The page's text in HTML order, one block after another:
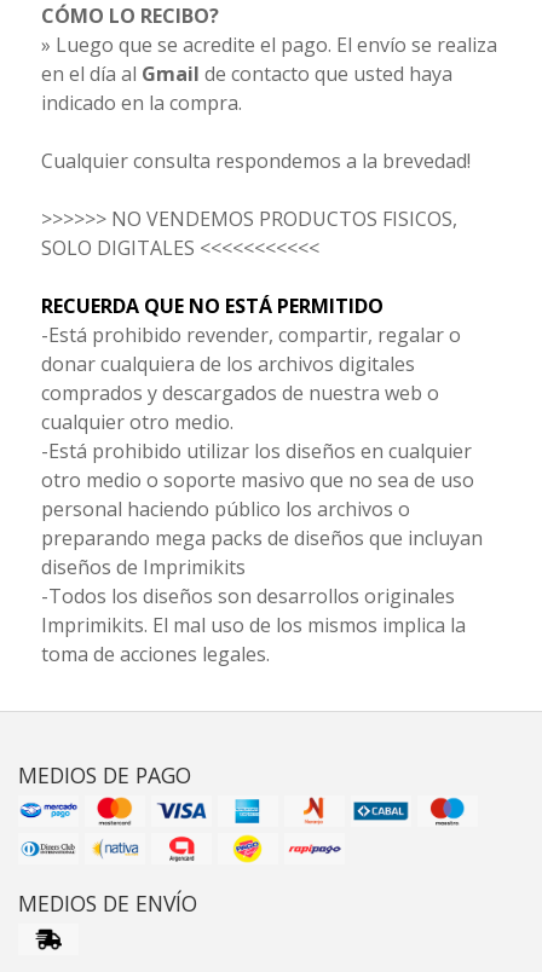
CÓMO LO RECIBO?
» Luego que se acredite el pago. El envío se realiza
en el día al Gmail de contacto que usted haya
indicado en la compra.
Cualquier consulta respondemos a la brevedad!
>>>>>> NO VENDEMOS PRODUCTOS FISICOS,
SOLO DIGITALES <<<<<<<<<<<
RECUERDA QUE NO ESTÁ PERMITIDO
-Está prohibido revender, compartir, regalar o
donar cualquiera de los archivos digitales
comprados y descargados de nuestra web o
cualquier otro medio.
-Está prohibido utilizar los diseños en cualquier
otro medio o soporte masivo que no sea de uso
personal haciendo público los archivos o
preparando mega packs de diseños que incluyan
diseños de Imprimikits
-Todos los diseños son desarrollos originales
Imprimikits. El mal uso de los mismos implica la
toma de acciones legales.
MEDIOS DE PAGO
MEDIOS DE ENVÍO